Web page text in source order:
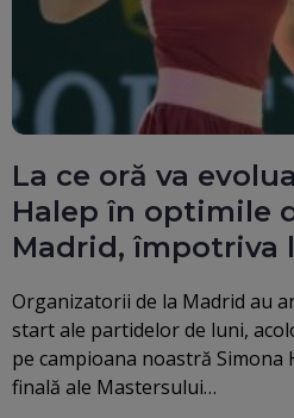
La ce oră va
Halep în optimile
Madrid, împotriva
Organizatorii de la Madrid au
start ale partidelor de luni,
pe campioana noastră Simona
finală ale Mastersului…